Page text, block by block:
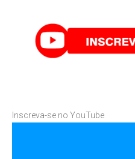
Inscreva-se no YouTube